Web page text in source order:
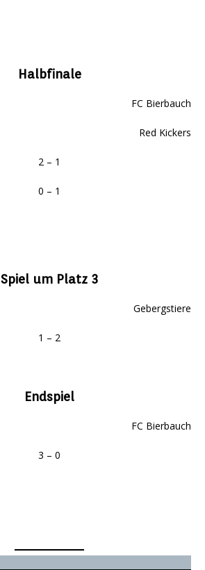
Halbfinale
FC Bierbauch
Red Kickers
2 – 1
0 – 1
Spiel um Platz 3
Gebergstiere
1 – 2
Endspiel
FC Bierbauch
3 – 0